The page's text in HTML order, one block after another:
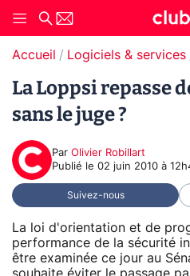
Accueil Logiciels & services
La Loppsi repasse
sans le juge ?
Par Olivier Robillart
Publié le 02 juin 2010 à
Suivez-nous
La loi d'orientation et de
performance de la sécurité
être examinée ce jour au
souhaite éviter le passage